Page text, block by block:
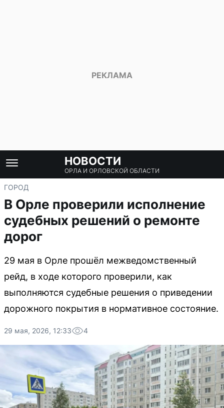
НОВОСТИ
ОРЛА И ОРЛОВСКОЙ ОБЛАСТИ
ГОРОД
В Орле проверили исполнение
судебных решений о ремонте
дорог
29 мая в Орле прошёл межведомственный
рейд, в ходе которого проверили, как
выполняются судебные решения о приведении
дорожного покрытия в нормативное состояние.
29 мая, 2026, 12:33 4